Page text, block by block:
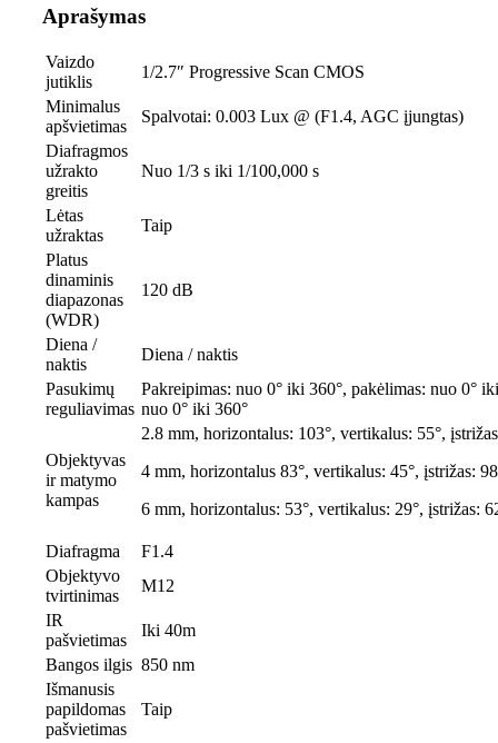
Aprašymas
Vaizdo
jutiklis
1/2.7″ Progressive Scan CMOS
Minimalus
apšvietimas
Spalvotai: 0.003 Lux @ (F1.4, AGC įjungtas)
Diafragmos
užrakto
greitis
Nuo 1/3 s iki 1/100,000 s
Lėtas
užraktas
Taip
Platus
dinaminis
diapazonas
(WDR)
120 dB
Diena /
naktis
Diena / naktis
Pasukimų
reguliavimas
Pakreipimas: nuo 0° iki 360°, pakėlimas: nuo 0°
nuo 0° iki 360°
Objektyvas
ir matymo
kampas
2.8 mm, horizontalus: 103°, vertikalus: 55°,
4 mm, horizontalus 83°, vertikalus: 45°, įstrižas:
6 mm, horizontalus: 53°, vertikalus: 29°, įstrižas:
Diafragma
F1.4
Objektyvo
tvirtinimas
M12
IR
pašvietimas
Iki 40m
Bangos ilgis 850 nm
Išmanusis
papildomas
pašvietimas
Taip